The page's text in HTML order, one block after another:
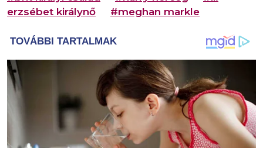
erzsébet királynő
#meghan markle